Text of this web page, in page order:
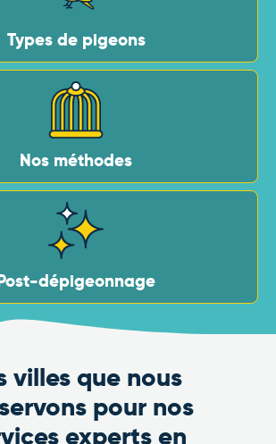
Types de pigeons
Nos méthodes
dépigeonnage
villes que nous
pour nos
experts en